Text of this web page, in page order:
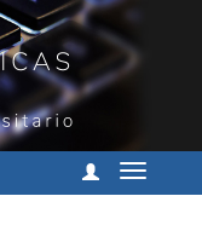
Cambiar